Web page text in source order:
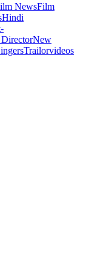
NewsFilm
Hindi
New
Trailorvideos